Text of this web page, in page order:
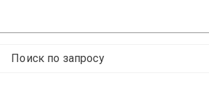
Поиск по запросу